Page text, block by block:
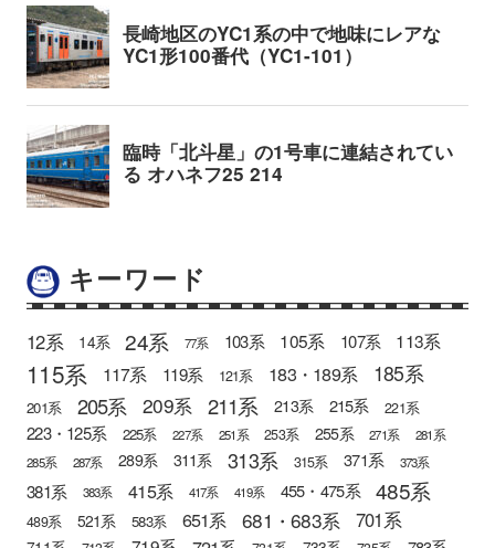
キーワード
12系 14系 24系 77系 103系 105系 107系 113系
115系 117系 119系 121系 183・189系 185系
201系 205系 209系 211系 213系 215系 221系
223・125系 225系 227系 251系 253系 255系 271系
281系
285系
287系 289系 311系 313系 315系 371系 373系
381系 383系 415系 417系 419系 455・475系 485系
489系 521系 583系 651系 681・683系 701系